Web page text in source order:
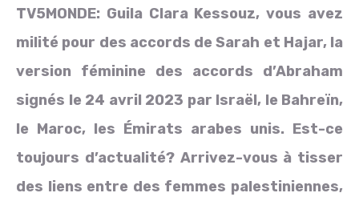
TV5MONDE: Guila Clara Kessouz, vous avez
milité pour des accords de Sarah et Hajar, la
version féminine des accords d’Abraham
signés le 24 avril 2023 par Israël, le Bahreïn,
le Maroc, les Émirats arabes unis. Est-ce
toujours d’actualité? Arrivez-vous à tisser
des liens entre des femmes palestiniennes,